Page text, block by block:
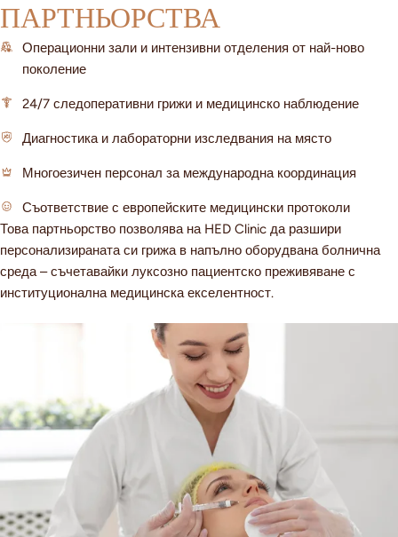
ПАРТНЬОРСТВА
Операционни зали и интензивни отделения от най-ново
поколение
24/7 следоперативни грижи и медицинско наблюдение
Диагностика и лабораторни изследвания на място
Многоезичен персонал за международна координация
Съответствие с европейските медицински протоколи
Това партньорство позволява на HED Clinic да разшири
персонализираната си грижа в напълно оборудвана болнична
среда – съчетавайки луксозно пациентско преживяване с
институционална медицинска екселентност.